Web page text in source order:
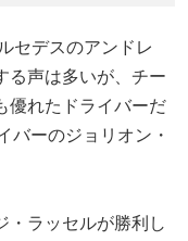
セデスのアンドレ
る声は多いが、チー
優れたドライバーだ
バーのジョリオン・
・ラッセルが勝利し